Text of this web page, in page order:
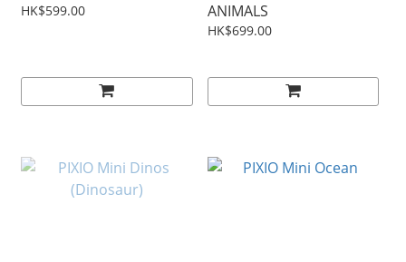
HK$599.00
ANIMALS
HK$699.00